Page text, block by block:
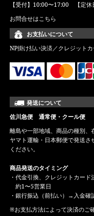
【受付】10:00〜17:00 【定休
お問合せはこちら
お支払いについて
NP掛け払い決済／クレジット
発送について
佐川急便 通常便・クール便
離島や一部地域、商品の種別、
ヤマト運輸・日本郵便で発送
ください。
商品発送のタイミング
・代金引換、クレジットカー
約1〜5営業日
・銀行振込（前払い）→入金確
※お支払方法によって決済のご